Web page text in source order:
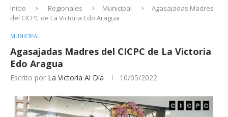
Inicio Regionales Municipal
Agasajadas Madres
del CICPC de La Victoria Edo Aragua
MUNICIPAL
Agasajadas Madres del CICPC de La Victoria
Edo Aragua
Escrito por La Victoria Al Día 10/05/2022